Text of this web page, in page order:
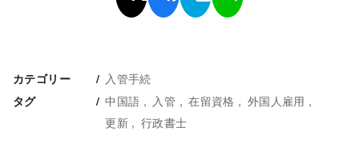
カテゴリー 入管手続
タグ 中国語 入管 在留資格
外国人雇用
更新
行政書士